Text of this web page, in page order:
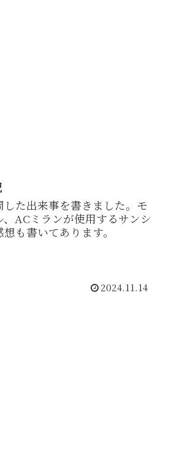
た出来事を書きました。モ
ACミランが使用するサンシ
も書いてあります。
2024.11.14